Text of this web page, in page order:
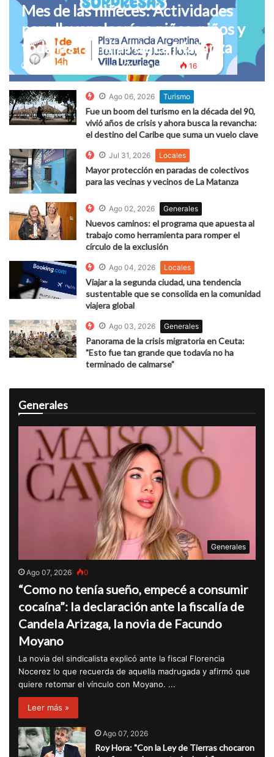
Mes de las niñeces: Actividades
para llevar alegría a niñas, niños y
toda las familias de La Matanza
Municipio de la Matanza. Jul 31, 2026 16
Ago 06, 2026 Turismo
Fue un boom del turismo en la década del 90,
vivió años de crisis y ahora busca la revancha:
el destino del Caribe que suma un vuelo clave
Jul 31, 2026 Locales
Mayor protección en paradas de colectivos
para las vecinas y vecinos de La Matanza
Ago 02, 2026 Generales
Nuevos caminos: el programa que apuesta al
trabajo como herramienta para romper el
círculo de la exclusión
Ago 04, 2026 Locales
Viajar a la segunda ciudad, una tendencia
sustentable que se consolida en la comunidad
viajera global
Ago 03, 2026 Generales
Panorama de la crisis migratoria en Ceuta:
"Esto fue tan grande que todavía no ha
terminado de calmarse”
Generales
Generales
Ago 07, 2026 0
“Como no tenía sueño, empecé a consumir
cocaína”: la declaración ante la fiscalía de
Candela Arizaga, la novia de Facundo
Moyano
La novia del sindicalista explicó ante la fiscal Florencia
Nocerez lo que recuerda de aquella madrugada y afirmó que
quiere retomar el vínculo con Moyano. ...
Leer más »
Ago 07, 2026
Roy Hora: "Con la Ley de Tierras chocaron